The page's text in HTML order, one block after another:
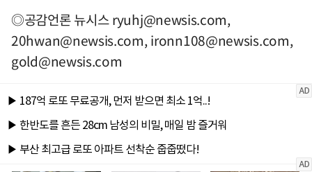
◎공감언론 뉴시스ryuhj@newsis.com,
20hwan@newsis.com,ironn108@newsis.com,
gold@newsis.com